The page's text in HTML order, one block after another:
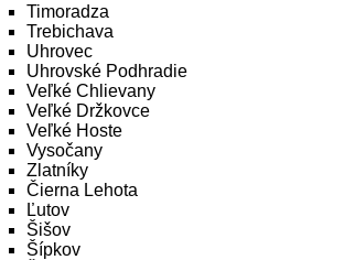
Timoradza
Trebichava
Uhrovec
Uhrovské Podhradie
Veľké Chlievany
Veľké Držkovce
Veľké Hoste
Vysočany
Zlatníky
Čierna Lehota
Ľutov
Šišov
Šípkov